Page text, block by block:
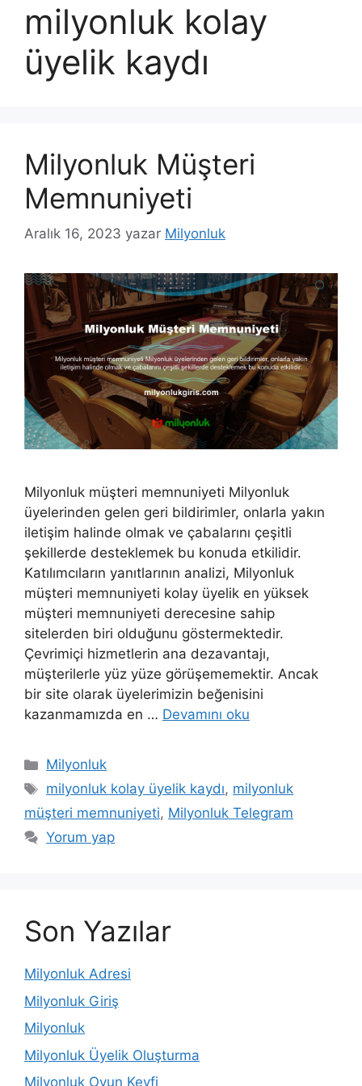
milyonluk kolay
üyelik kaydı
Milyonluk Müşteri
Memnuniyeti
Aralık 16, 2023 yazar Milyonluk
Milyonluk müşteri memnuniyeti Milyonluk
üyelerinden gelen geri bildirimler, onlarla yakın
iletişim halinde olmak ve çabalarını çeşitli
şekillerde desteklemek bu konuda etkilidir.
Katılımcıların yanıtlarının analizi, Milyonluk
müşteri memnuniyeti kolay üyelik en yüksek
müşteri memnuniyeti derecesine sahip
sitelerden biri olduğunu göstermektedir.
Çevrimiçi hizmetlerin ana dezavantajı,
müşterilerle yüz yüze görüşememektir. Ancak
bir site olarak üyelerimizin beğenisini
kazanmamızda en … Devamını oku
Kategoriler
Milyonluk
Etiketler
milyonluk kolay üyelik kaydı, milyonluk
müşteri memnuniyeti, Milyonluk Telegram
Yorum yap
Son Yazılar
Milyonluk Adresi
Milyonluk Giriş
Milyonluk
Milyonluk Üyelik Oluşturma
Milyonluk Oyun Keyfi